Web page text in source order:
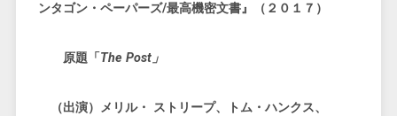
ンタゴン・ペーパーズ/最高機密文書』（２０１７）
原題「 The Post」
（出演）メリル・ ストリープ、トム・ハンクス、